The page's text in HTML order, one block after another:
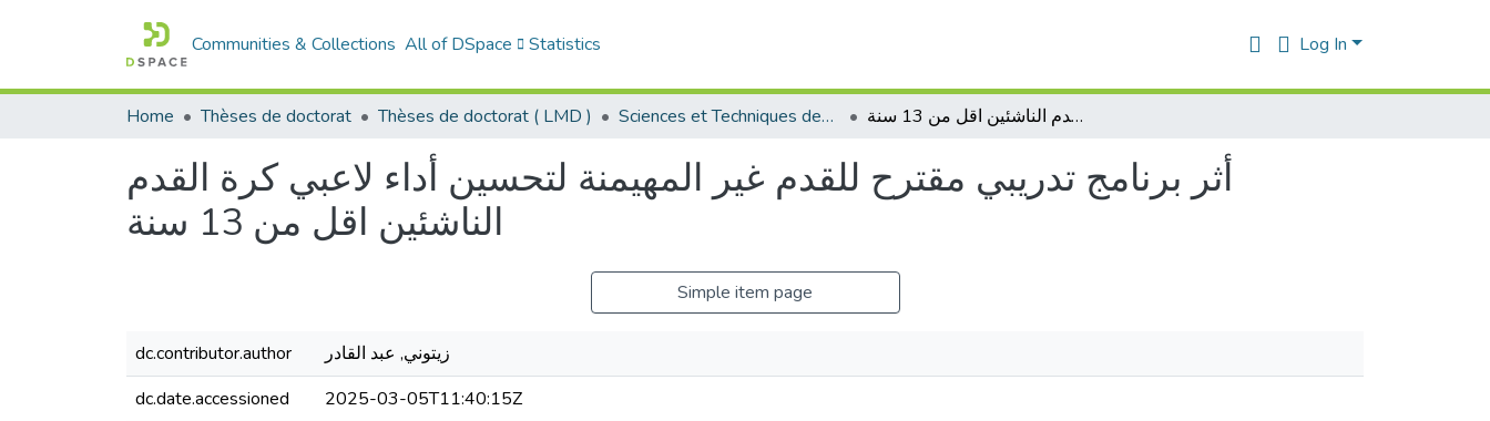
Communities & Collections All of DSpace Statistics Log In
Home Thèses de doctorat Thèses de doctorat ( LMD ) Sciences et Techniques des Activités Physiques et Sportives - التربية البدنية و الرياضية أثر برنامج تدريبي مقترح للقدم غير المهيمنة لتحسين أداء لاعبي كرة القدم الناشئين اقل من 13 سنة
أثر برنامج تدريبي مقترح للقدم غير المهيمنة لتحسين أداء لاعبي كرة القدم
الناشئين اقل من 13 سنة
Simple item page
dc.contributor.author
زيتوني, عبد القادر
dc.date.accessioned
2025-03-05T11:40:15Z